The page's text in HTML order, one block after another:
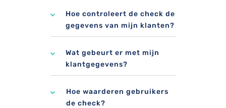
Hoe controleert de check de
gegevens van mijn klanten?
Wat gebeurt er met mijn
klantgegevens?
Hoe waarderen gebruikers
de check?